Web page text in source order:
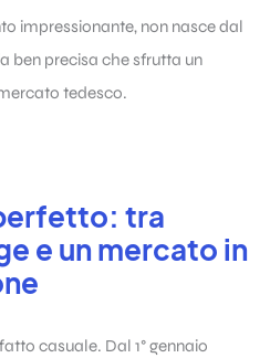
impressionante, non nasce dal
ben precisa che sfrutta un
tedesco.
tra
e un mercato in
casuale. Dal 1° gennaio